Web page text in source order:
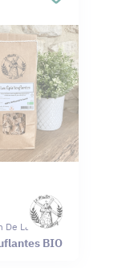
De Launay
BIO